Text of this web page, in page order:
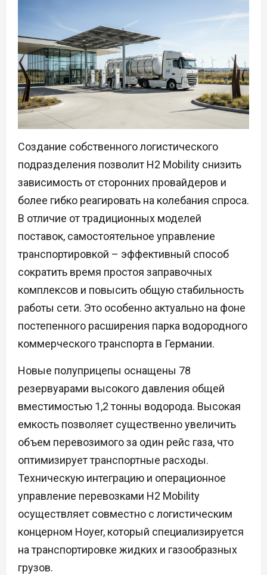
Создание собственного логистического
подразделения позволит H2 Mobility снизить
зависимость от сторонних провайдеров и
более гибко реагировать на колебания спроса.
В отличие от традиционных моделей
поставок, самостоятельное управление
транспортировкой – эффективный способ
сократить время простоя заправочных
комплексов и повысить общую стабильность
работы сети. Это особенно актуально на фоне
постепенного расширения парка водородного
коммерческого транспорта в Германии.
Новые полуприцепы оснащены 78
резервуарами высокого давления общей
вместимостью 1,2 тонны водорода. Высокая
емкость позволяет существенно увеличить
объем перевозимого за один рейс газа, что
оптимизирует транспортные расходы.
Техническую интеграцию и операционное
управление перевозками H2 Mobility
осуществляет совместно с логистическим
концерном Hoyer, который специализируется
на транспортировке жидких и газообразных
грузов.